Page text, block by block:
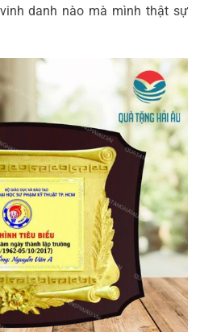
danh nào mà mình thật sự